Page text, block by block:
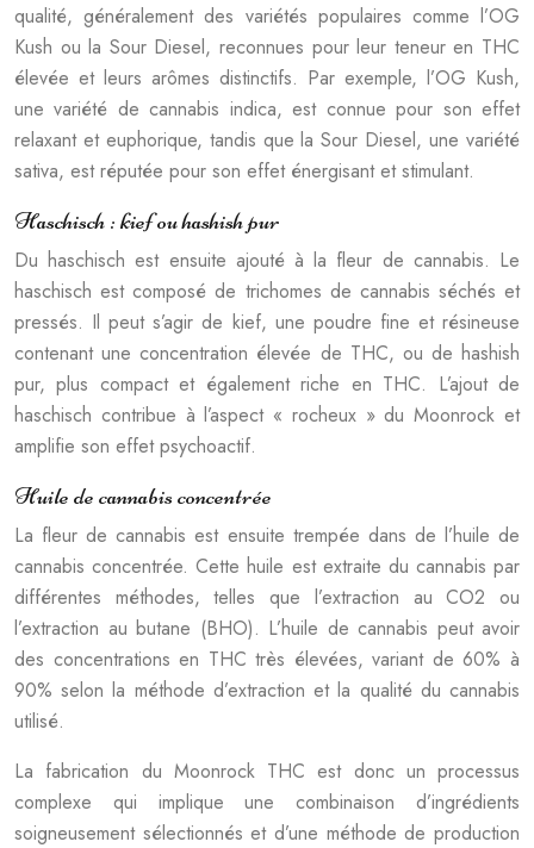
qualité, généralement des variétés populaires comme l’OG
Kush ou la Sour Diesel, reconnues pour leur teneur en THC
élevée et leurs arômes distinctifs. Par exemple, l’OG Kush,
une variété de cannabis indica, est connue pour son effet
relaxant et euphorique, tandis que la Sour Diesel, une variété
sativa, est réputée pour son effet énergisant et stimulant.
Haschisch : kief ou hashish pur
Du haschisch est ensuite ajouté à la fleur de cannabis. Le
haschisch est composé de trichomes de cannabis séchés et
pressés. Il peut s’agir de kief, une poudre fine et résineuse
contenant une concentration élevée de THC, ou de hashish
pur, plus compact et également riche en THC. L’ajout de
haschisch contribue à l’aspect « rocheux » du Moonrock et
amplifie son effet psychoactif.
Huile de cannabis concentrée
La fleur de cannabis est ensuite trempée dans de l’huile de
cannabis concentrée. Cette huile est extraite du cannabis par
différentes méthodes, telles que l’extraction au CO2 ou
l’extraction au butane (BHO). L’huile de cannabis peut avoir
des concentrations en THC très élevées, variant de 60% à
90% selon la méthode d’extraction et la qualité du cannabis
utilisé.
La fabrication du Moonrock THC est donc un processus
complexe qui implique une combinaison d’ingrédients
soigneusement sélectionnés et d’une méthode de production